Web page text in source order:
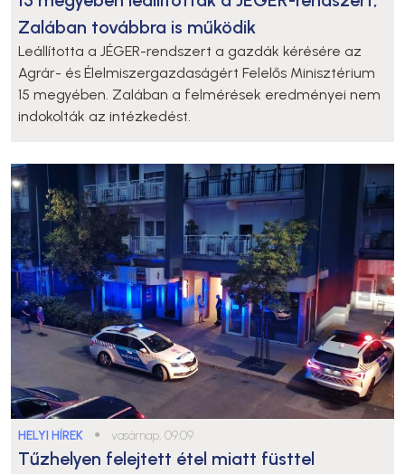
Zalában továbbra is működik
Leállította a JÉGER-rendszert a gazdák kérésére az
Agrár- és Élelmiszergazdaságért Felelős Minisztérium
15 megyében. Zalában a felmérések eredményei nem
indokolták az intézkedést.
HELYI HÍREK ● vasárnap, 09:09
Tűzhelyen felejtett étel miatt füsttel